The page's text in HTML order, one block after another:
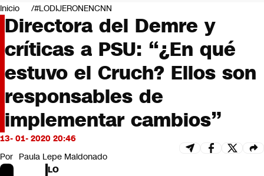
Negocios
Deportes
Programas completos
Cultura
Servicios
Bits
CNN tiempo
Futuro 360
Opinión
Inicio #LODIJERONENCNN
Directora del Demre y
críticas a PSU: “¿En qué
estuvo el Cruch? Ellos son
responsables de
implementar cambios”
13- 01- 2020 20:46
Por Paula Lepe Maldonado
LO